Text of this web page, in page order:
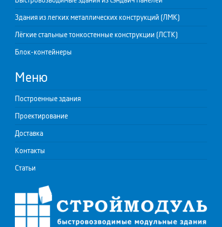
Здания из легких металлических конструкций (ЛМК)
Лёгкие стальные тонкостенные конструкции (ЛСТК)
Блок-контейнеры
Меню
Построенные здания
Проектирование
Доставка
Контакты
Статьи